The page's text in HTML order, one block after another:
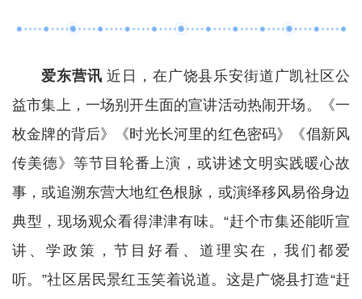
爱东营讯 近日，在广饶县乐安街道广凯社区公
益市集上，一场别开生面的宣讲活动热闹开场。《一
枚金牌的背后》《时光长河里的红色密码》《倡新风
传美德》等节目轮番上演，或讲述文明实践暖心故
事，或追溯东营大地红色根脉，或演绎移风易俗身边
典型，现场观众看得津津有味。“赶个市集还能听宣
讲、学政策，节目好看、道理实在，我们都爱
听。”社区居民景红玉笑着说道。这是广饶县打造“赶